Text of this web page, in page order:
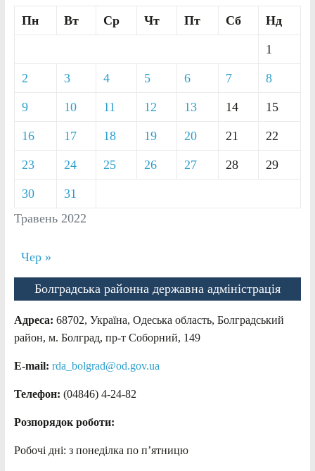
Травень 2022
Пн Вт Ср Чт Пт Сб Нд
1
2 3 4 5 6 7 8
9 10 11 12 13 14 15
16 17 18 19 20 21 22
23 24 25 26 27 28 29
30 31
Чер »
Болградська районна державна адміністрація
Адреса: 68702, Україна, Одеська область, Болградський
район, м. Болград, пр-т Соборний, 149
E-mail: rda_bolgrad@od.gov.ua
Телефон: (04846) 4-24-82
Розпорядок роботи:
Робочі дні: з понеділка по п’ятницю